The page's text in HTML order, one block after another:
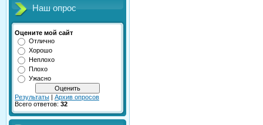
Наш опрос
Оцените мой сайт
Отлично
Хорошо
Неплохо
Плохо
Ужасно
Результаты | Архив опросов
Всего ответов: 32